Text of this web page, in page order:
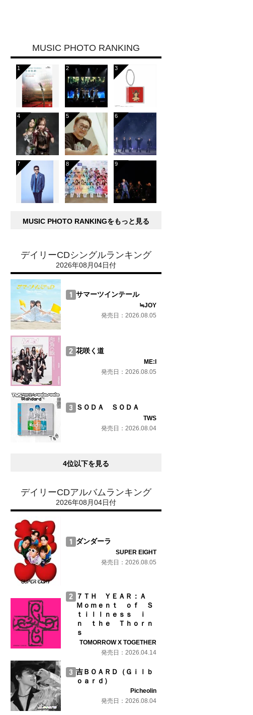
MUSIC PHOTO RANKING
MUSIC PHOTO RANKINGをもっと見る
デイリーCDシングルランキング
2026年08月04日付
サマーツインテール
≒JOY
発売日：2026.08.05
花咲く道
ME:I
発売日：2026.08.05
ＳＯＤＡ ＳＯＤＡ
TWS
発売日：2026.08.04
4位以下を見る
デイリーCDアルバムランキング
2026年08月04日付
ダンダーラ
SUPER EIGHT
発売日：2026.08.05
７ＴＨ ＹＥＡＲ：Ａ
Ｍｏｍｅｎｔ ｏｆ Ｓ
ｔｉｌｌｎｅｓｓ ｉ
ｎ ｔｈｅ Ｔｈｏｒｎ
ｓ
TOMORROW X TOGETHER
発売日：2026.04.14
吉ＢＯＡＲＤ（Ｇｉｌｂ
ｏａｒｄ）
Picheolin
発売日：2026.08.04